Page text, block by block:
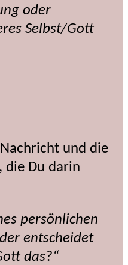
oder
Selbst/Gott
und die
die Du darin
persönlichen
entscheidet
das?“